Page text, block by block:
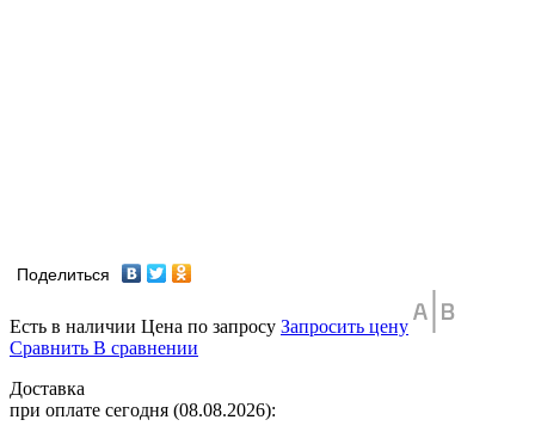
Поделиться
Есть в наличии Цена по запросу Запросить цену
Сравнить В сравнении
Доставка
при оплате сегодня (08.08.2026):